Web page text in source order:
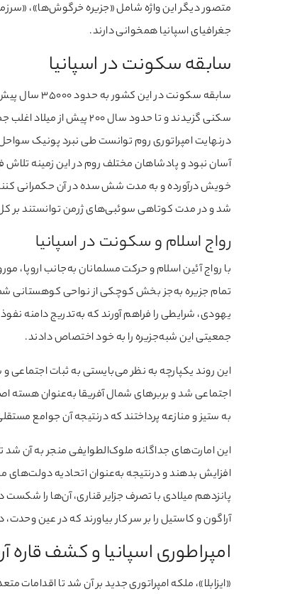
متصور دیگر این واژه شامل «جزیره خرگوش‌ها»،
جغرافیای اسپانیا همخوانی دارند.
سابقه سکونت در اسپانیا
سابقه
سکنی گزیدند و تا حدود
درنهایت امپراتوری روم توانست طی نبرد پونیک سواحل
آسان نبود و پادشاهان مختلف روم در این زمینه تلاش
خویش درآورده و به مدت شش سده در آن حکمرانی کنند.
شد و در مدت کوتاهی سوئبی‌های ژرمن توانستند بر کل
رواج اسلام و سکونت در اسپانیا
با رواج آئین اسلام و حرکت مسلمانان به‌جانب اروپا،
تمام جزیره به‌جز بخش کوچکی از نواحی کوهستانی
یهودی، شرایطی را فراهم آورند که به‌تدریج دامنه
جمعیتی این شبه‌جزیره را به خود اختصاص دادند.
این روند یکپارچه به نظر می‌بایستی به ثبات
اجتماعی شد و بربرهای شمال آفریقا به‌عنوان هسته
به ستیز و منازعه پرداختند که درنتیجه آن جوامع
این امارت‌های جداگانه ملوک‌الطوایفی منجر به آن
افزایش بدهند و درنتیجه به‌عنوان اتحادیه دولت‌های
پانزدهم میلادی با تصرف جزایر قناری، آن‌ها را
آراگون و کاستیل را بر سر کار بیاورند که در عین
امپراطوری اسپانیا و کشف قاره
«ایزابلا»، ملکه امپراتوری جدید بر آن شد تا